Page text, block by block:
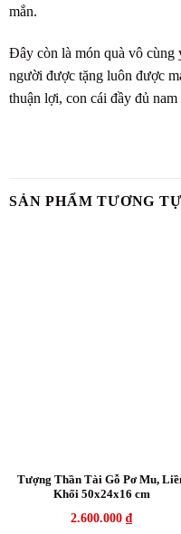
mắn.
Đây còn là món quà vô cùng
người được tặng luôn được
thuận lợi, con cái đầy đủ nam
SẢN PHẨM TƯƠNG TỰ
Tượng Thần Tài Gỗ Pơ Mu,
Khối 50x24x16 cm
2.600.000 ₫